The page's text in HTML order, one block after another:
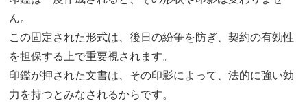
ん。
この固定された形式は、後日の紛争を防ぎ、契約の有効性
を担保する上で重要視されます。
印鑑が押された文書は、その印影によって、法的に強い効
力を持つとみなされるからです。